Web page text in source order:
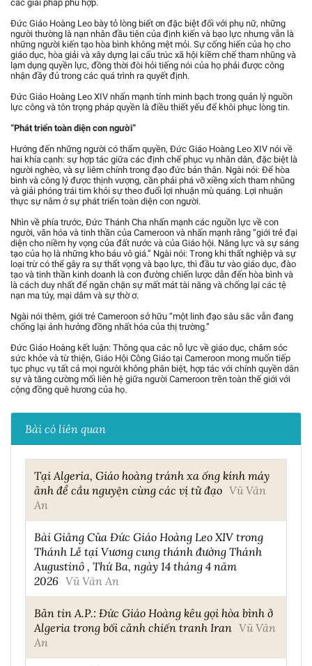
các giải pháp phù hợp.
Đức Giáo Hoàng Leo bày tỏ lòng biết ơn đặc biệt đối với phụ nữ, những
người thường là nạn nhân đầu tiên của định kiến và bạo lực nhưng vẫn là
những người kiến tạo hòa bình không mệt mỏi. Sự cống hiến của họ cho
giáo dục, hòa giải và xây dựng lại cấu trúc xã hội kiềm chế tham nhũng và
lạm dụng quyền lực, đồng thời đòi hỏi tiếng nói của họ phải được công
nhận đầy đủ trong các quá trình ra quyết định.
Đức Giáo Hoàng Leo XIV nhấn mạnh tính minh bạch trong quản lý nguồn
lực công và tôn trọng pháp quyền là điều thiết yếu để khôi phục lòng tin.
“Phát triển toàn diện con người”
Hướng đến những người có thẩm quyền, Đức Giáo Hoàng Leo XIV nói về
hai khía cạnh: sự hợp tác giữa các định chế phục vụ nhân dân, đặc biệt là
người nghèo, và sự liêm chính trong đạo đức bản thân. Ngài nói: Để hòa
bình và công lý được thịnh vượng, cần phải phá vỡ xiềng xích tham nhũng
và giải phóng trái tim khỏi sự theo đuổi lợi nhuận mù quáng. Lợi nhuận
thực sự nằm ở sự phát triển toàn diện con người.
Nhìn về phía trước, Đức Thánh Cha nhấn mạnh các nguồn lực về con
người, văn hóa và tinh thần của Cameroon và nhấn mạnh rằng “giới trẻ đại
diện cho niềm hy vọng của đất nước và của Giáo hội. Năng lực và sự sáng
tạo của họ là những kho báu vô giá.” Ngài nói: Trong khi thất nghiệp và sự
loại trừ có thể gây ra sự thất vọng và bạo lực, thì đầu tư vào giáo dục, đào
tạo và tinh thần kinh doanh là con đường chiến lược dẫn đến hòa bình và
là cách duy nhất để ngăn chặn sự mất mát tài năng và chống lại các tệ
nạn ma túy, mại dâm và sự thờ ơ.
Ngài nói thêm, giới trẻ Cameroon sở hữu “một linh đạo sâu sắc vẫn đang
chống lại ảnh hưởng đồng nhất hóa của thị trường.”
Đức Giáo Hoàng kết luận: Thông qua các nỗ lực về giáo dục, chăm sóc
sức khỏe và từ thiện, Giáo Hội Công Giáo tại Cameroon mong muốn tiếp
tục phục vụ tất cả mọi người không phân biệt, hợp tác với chính quyền dân
sự và tăng cường mối liên hệ giữa người Cameroon trên toàn thế giới với
cộng đồng quê hương của họ.
Bài có liên quan
Tại Algeria, Giáo hoàng tránh xa ống kính máy
ảnh để cầu nguyện cùng các vị tử đạo Vũ Văn
An
Bài Giảng Của Đức Giáo Hoàng Leo XIV trong
Thánh Lễ tại Vương cung thánh đường Thánh
Augustinô , Thứ Ba, ngày 14 tháng 4 năm
2026 Vũ Văn An
Bản tin A.P.: Đức Giáo Hoàng kêu gọi hòa bình ở
Algeria trong bối cảnh chiến tranh Iran Vũ Văn
An